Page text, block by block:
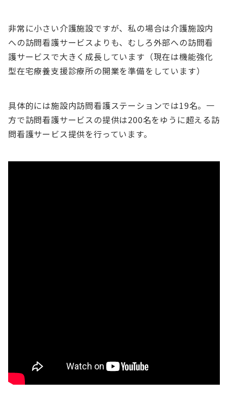
非常に小さい介護施設ですが、私の場合は介護施設内
への訪問看護サービスよりも、むしろ外部への訪問看
護サービスで大きく成長しています（現在は機能強化
型在宅療養支援診療所の開業を準備をしています）
具体的には施設内訪問看護ステーションでは19名。一
方で訪問看護サービスの提供は200名をゆうに超える訪
問看護サービス提供を行っています。